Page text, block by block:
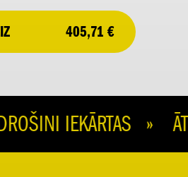
405,71 €
IEKĀRTAS »